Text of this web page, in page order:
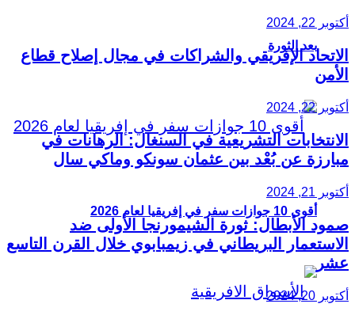
بعد الثورة
أقوى 10 جوازات سفر في إفريقيا لعام 2026
أكتوبر 22, 2024
الاتحاد الإفريقي والشراكات في مجال إصلاح قطاع
الأمن
أكتوبر 22, 2024
الانتخابات التشريعية في السنغال: الرهانات في
مبارزة عن بُعْد بين عثمان سونكو وماكي سال
أكتوبر 21, 2024
صمود الأبطال: ثورة الشيمورنجا الأولى ضد
الاستعمار البريطاني في زيمبابوي خلال القرن التاسع
عشر
أكتوبر 20, 2024